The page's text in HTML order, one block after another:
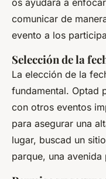
os ayudará a
comunicar de
evento a los
Selección de la
La elección de la
fundamental. Optad
con otros eventos
para asegurar una
lugar, buscad un
parque, una